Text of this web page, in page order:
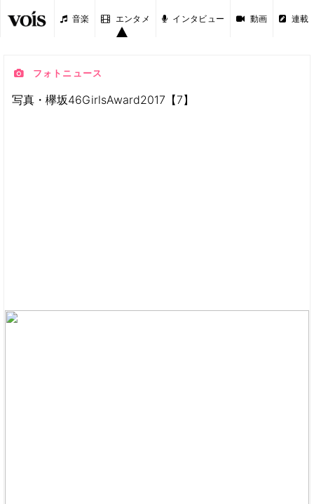
音楽 エンタメ インタビュー 動画 連載
フォトニュース
写真・欅坂46GirlsAward2017【7】